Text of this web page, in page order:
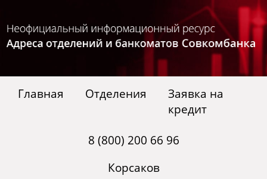
Главная Отделения
Заявка на
кредит
8 (800) 200 66 96
Корсаков